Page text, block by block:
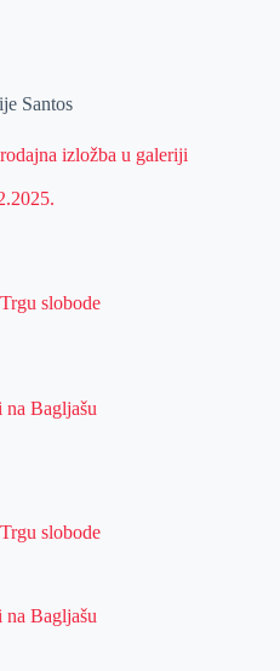
Santos
izložba u galeriji
slobode
Bagljašu
slobode
Bagljašu